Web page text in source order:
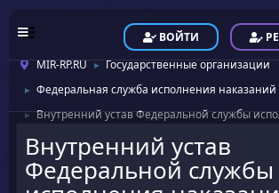
ВОЙТИ
MIR-RP.RU
► Государственные организации
► Федеральная служба исполнения наказаний
► Внутренний устав Федеральной службы
Внутренний устав
Федеральной службы